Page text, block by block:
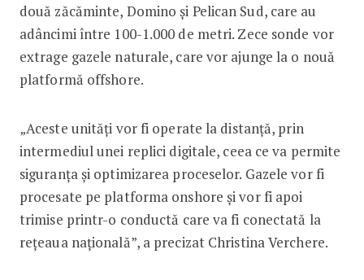
două zăcăminte, Domino şi Pelican Sud, care au
adâncimi între 100-1.000 de metri. Zece sonde vor
extrage gazele naturale, care vor ajunge la o nouă
platformă offshore.
„Aceste unităţi vor fi operate la distanţă, prin
intermediul unei replici digitale, ceea ce va permite
siguranţa şi optimizarea proceselor. Gazele vor fi
procesate pe platforma onshore şi vor fi apoi
trimise printr-o conductă care va fi conectată la
reţeaua naţională”, a precizat Christina Verchere.